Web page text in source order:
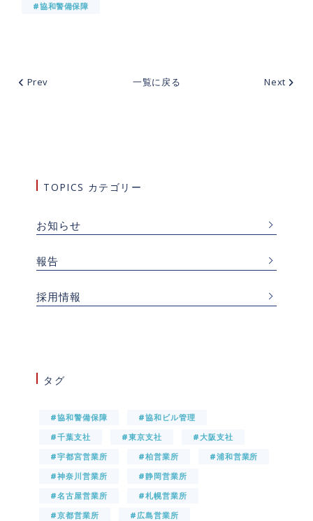
TOPICS カテゴリー
お知らせ
報告
採用情報
タグ
#協和警備保障
#協和ビル管理
#千葉支社
#東京支社
#大阪支社
#宇都宮営業所
#柏営業所
#浦和営業所
#神奈川営業所
#静岡営業所
#名古屋営業所
#札幌営業所
#京都営業所
#広島営業所
#協和警備保障
Prev 一覧に戻る Next